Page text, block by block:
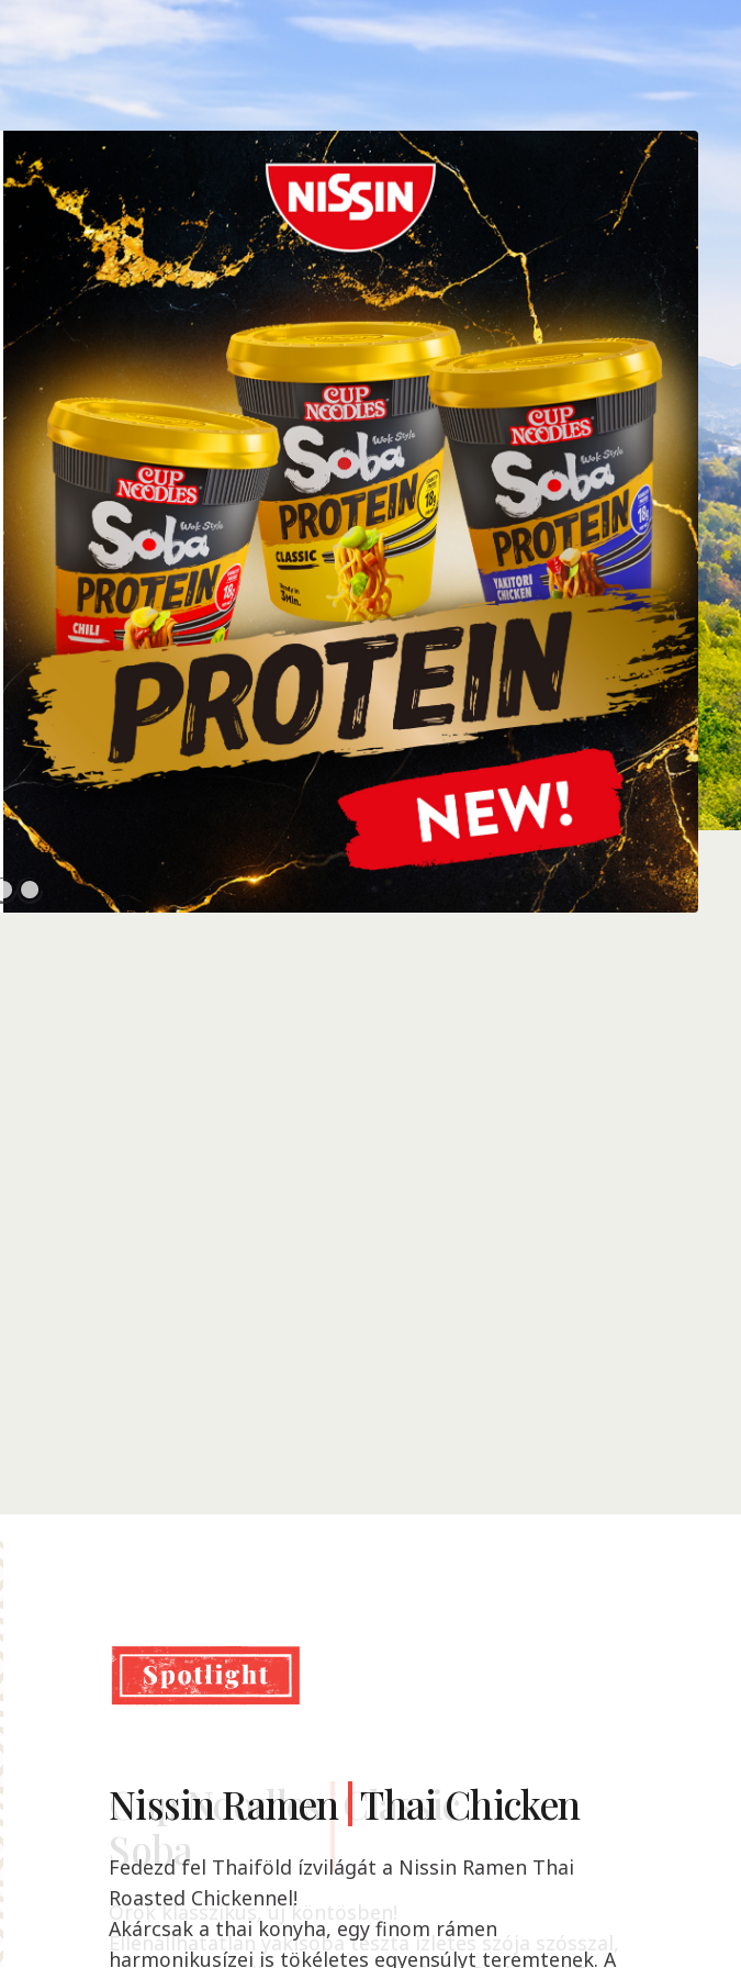
Cup Noodles
Soba
Classic
Örök klasszikus, új köntösben!
Ellenállhatatlan yakisoba tészta ízletes szója szósszal,
Nissin Ramen Thai Chicken
Fedezd fel Thaiföld ízvilágát a Nissin Ramen Thai
Roasted Chickennel!
Akárcsak a thai konyha, egy finom rámen
harmonikusízei is tökéletes egyensúlyt teremtenek. A